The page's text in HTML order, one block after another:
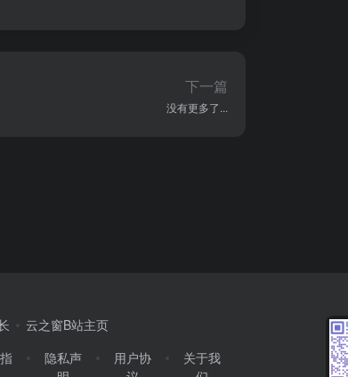
下一篇
没有更多了...
云之窗B站主页
隐私声
用户协
关于我